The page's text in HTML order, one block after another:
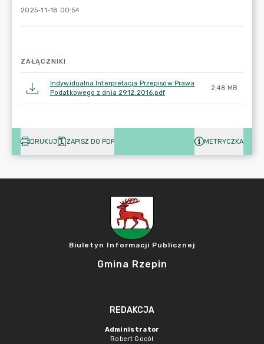
2025-11-18 00:54
ZAŁĄCZNIKI
Indywidualna Interpretacja Przepisów Prawa
Podatkowego z dnia 29.12.2016.pdf
2.48 MB
DRUKUJ ZAPISZ DO PDF METRYCZKA
Biuletyn Informacji Publicznej
Gmina Rzepin
REDAKCJA
Administrator
Robert Gocół